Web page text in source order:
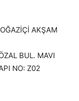
AKŞAM
BUL. MAVI
NO: Z02